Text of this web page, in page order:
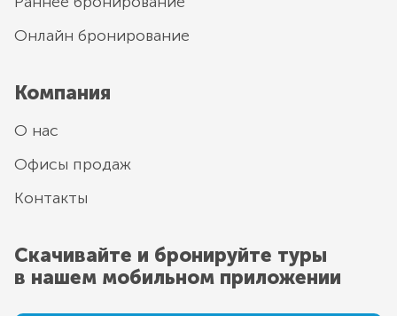
Онлайн бронирование
Компания
О нас
Офисы продаж
Контакты
Скачивайте и бронируйте туры
в нашем мобильном приложении